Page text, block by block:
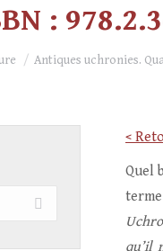
:
Antiques uchronies.
<
Quel
qu’il